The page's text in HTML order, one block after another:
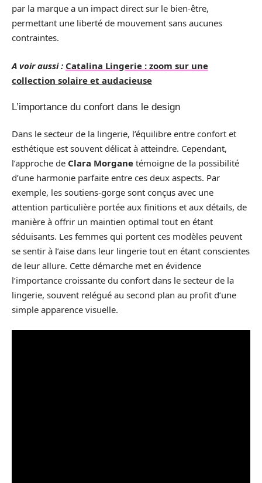
par la marque a un impact direct sur le bien-être,
permettant une liberté de mouvement sans aucunes
contraintes.
A voir aussi : Catalina Lingerie : zoom sur une
collection solaire et audacieuse
L’importance du confort dans le design
Dans le secteur de la lingerie, l’équilibre entre confort et
esthétique est souvent délicat à atteindre. Cependant,
l’approche de Clara Morgane témoigne de la possibilité
d’une harmonie parfaite entre ces deux aspects. Par
exemple, les soutiens-gorge sont conçus avec une
attention particulière portée aux finitions et aux détails, de
manière à offrir un maintien optimal tout en étant
séduisants. Les femmes qui portent ces modèles peuvent
se sentir à l’aise dans leur lingerie tout en étant conscientes
de leur allure. Cette démarche met en évidence
l’importance croissante du confort dans le secteur de la
lingerie, souvent relégué au second plan au profit d’une
simple apparence visuelle.